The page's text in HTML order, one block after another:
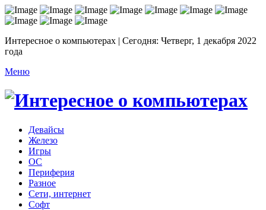
Интересное о компьютерах | Сегодня: Четверг, 1 декабря 2022
года
Меню
Девайсы
Железо
Игры
ОС
Периферия
Разное
Сети, интернет
Софт